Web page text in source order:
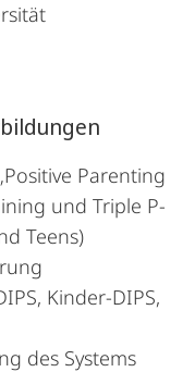
Parenting
und Triple P-
Teens)
Kinder-DIPS,
des Systems